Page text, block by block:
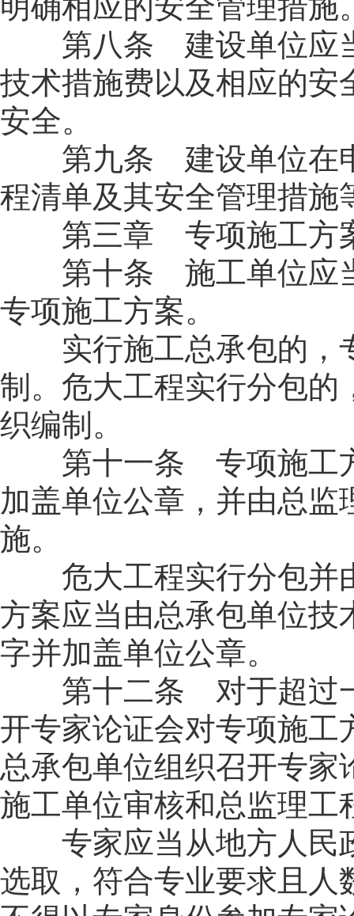
第八条 建设单位应当
技术措施费以及相应的
安全。
第九条 建设单位在申
程清单及其安全管理措施
第三章 专项施工方
第十条 施工单位应当
专项施工方案。
实行施工总承包的，
制。危大工程实行分包
织编制。
第十一条 专项施工方
加盖单位公章，并由总
施。
危大工程实行分包并
方案应当由总承包单位
字并加盖单位公章。
第十二条 对于超过一
开专家论证会对专项施
总承包单位组织召开专
施工单位审核和总监理工
专家应当从地方人民
选取，符合专业要求且